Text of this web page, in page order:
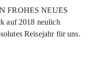
auf 2018 neulich
Reisejahr für uns.